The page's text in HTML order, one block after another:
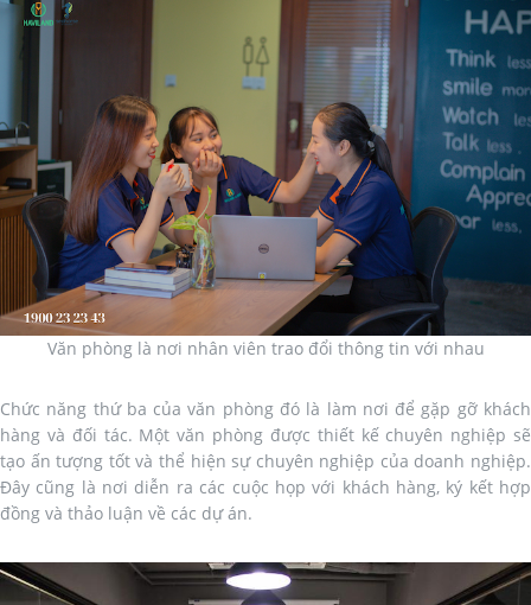
Văn phòng là nơi nhân viên trao đổi thông tin với nhau
Chức năng thứ ba của văn phòng đó là làm nơi để gặp gỡ khách
hàng và đối tác. Một văn phòng được thiết kế chuyên nghiệp sẽ
tạo ấn tượng tốt và thể hiện sự chuyên nghiệp của doanh nghiệp.
Đây cũng là nơi diễn ra các cuộc họp với khách hàng, ký kết hợp
đồng và thảo luận về các dự án.